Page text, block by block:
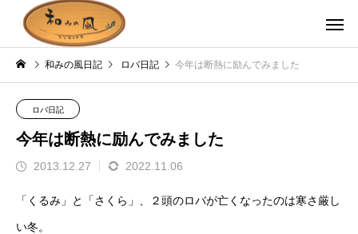
和みの風日記 ロバ日記 今年は断熱に励んでみました
ロバ日記
今年は断熱に励んでみました
2013.12.27 2022.11.06
「くるみ」と「さくら」、２頭のロバが亡くなったのは寒さ厳し
い冬。